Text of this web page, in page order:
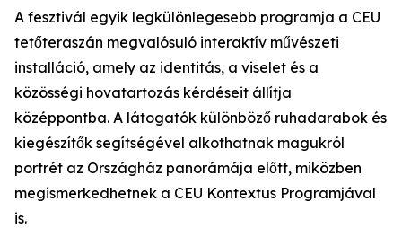
A fesztivál egyik legkülönlegesebb programja a CEU
tetőteraszán megvalósuló interaktív művészeti
installáció, amely az identitás, a viselet és a
közösségi hovatartozás kérdéseit állítja
középpontba. A látogatók különböző ruhadarabok és
kiegészítők segítségével alkothatnak magukról
portrét az Országház panorámája előtt, miközben
megismerkedhetnek a CEU Kontextus Programjával
is.